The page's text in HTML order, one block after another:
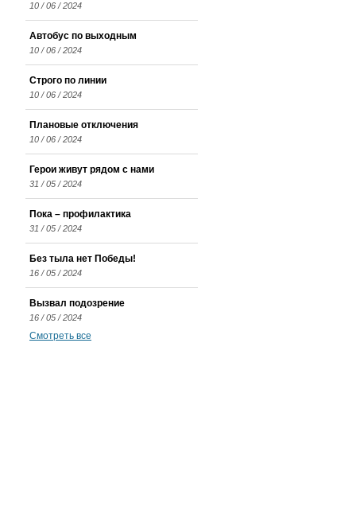
10 / 06 / 2024
Автобус по выходным
10 / 06 / 2024
Строго по линии
10 / 06 / 2024
Плановые отключения
10 / 06 / 2024
Герои живут рядом с нами
31 / 05 / 2024
Пока – профилактика
31 / 05 / 2024
Без тыла нет Победы!
16 / 05 / 2024
Вызвал подозрение
16 / 05 / 2024
Смотреть все